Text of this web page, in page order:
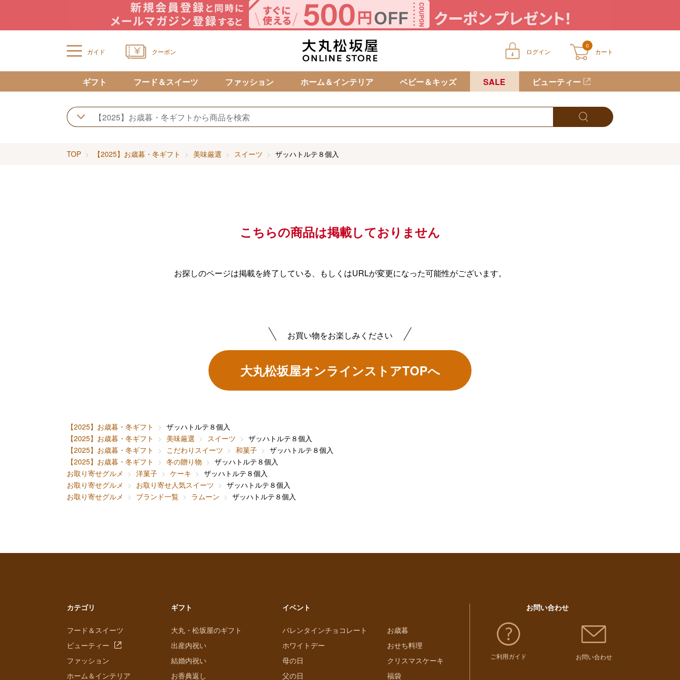
ガイド クーポン ログイン
0
カート
カートに商品が入っていません
ギフト フード＆スイーツ ファッション ホーム＆インテリア ベビー＆キッズ SALE ビューティー
TOP 【2025】お歳暮・冬ギフト 美味厳選 スイーツ ザッハトルテ８個入
こちらの商品は掲載しておりません
お探しのページは掲載を終了している、もしくはURLが変更になった可能性がございます。
お買い物をお楽しみください
大丸松坂屋オンラインストアTOPへ
【2025】お歳暮・冬ギフト
ザッハトルテ８個入
【2025】お歳暮・冬ギフト
美味厳選 スイーツ
ザッハトルテ８個入
【2025】お歳暮・冬ギフト
こだわりスイーツ 和菓子
ザッハトルテ８個入
【2025】お歳暮・冬ギフト
冬の贈り物
ザッハトルテ８個入
お取り寄せグルメ
洋菓子 ケーキ
ザッハトルテ８個入
お取り寄せグルメ
お取り寄せ人気スイーツ
ザッハトルテ８個入
お取り寄せグルメ
ブランド一覧 ラムーン ザッハトルテ８個入
カテゴリ
フード＆スイーツ
ビューティー
ファッション
ホーム＆インテリア
ギフト
大丸・松坂屋のギフト
出産内祝い
結婚内祝い
お香典返し
イベント
バレンタインチョコレート
ホワイトデー
母の日
父の日
お歳暮
おせち料理
クリスマスケーキ
福袋
お問い合わせ
ご利用ガイド お問い合わせ